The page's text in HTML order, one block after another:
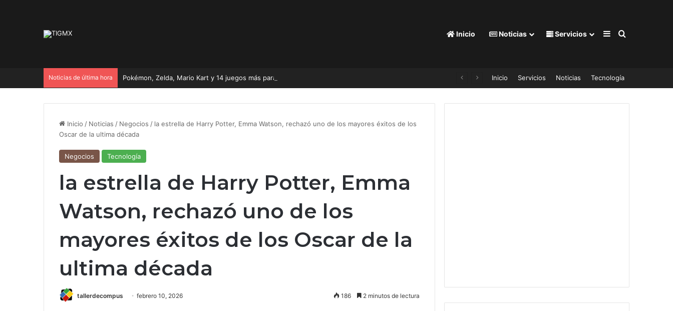
Inicio Noticias Servicios Barra lateral
Buscar por
Noticias de última hora Inicio Servicios Noticias Tecnología
Inicio / Noticias / Negocios / la estrella de Harry Potter, Emma Watson, rechazó uno de los mayores éxitos de los
Oscar de la ultima década
Negocios Tecnología
la estrella de Harry Potter, Emma
Watson, rechazó uno de los
mayores éxitos de los Oscar de la
ultima década
tallerdecompus febrero 10, 2026 186 2 minutos de lectura